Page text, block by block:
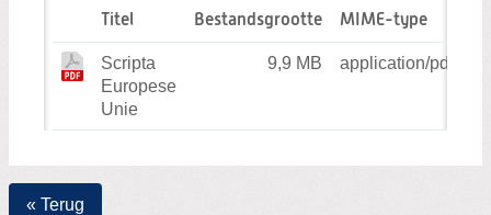
Titel Bestandsgrootte MIME-type
Scripta
Europese
Unie
9,9 MB application/pdf
« Terug